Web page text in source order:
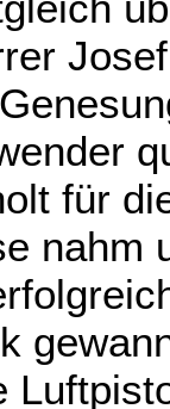
für
nahm